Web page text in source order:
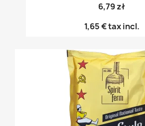
6,79 zł
1,65 €tax incl.